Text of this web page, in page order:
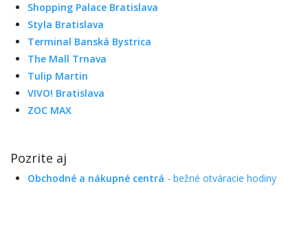
Shopping Palace Bratislava
Styla Bratislava
Terminal Banská Bystrica
The Mall Trnava
Tulip Martin
VIVO! Bratislava
ZOC MAX
Pozrite aj
Obchodné a nákupné centrá - bežné otváracie hodiny